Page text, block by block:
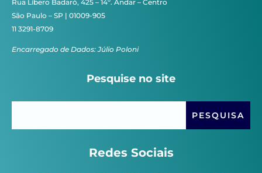
Rua Líbero Badaró, 425 – 14º. Andar – Centro
São Paulo – SP | 01009-905
11 3291-8709
Encarregado de Dados: Júlio Poloni
Pesquise no site
Redes Sociais